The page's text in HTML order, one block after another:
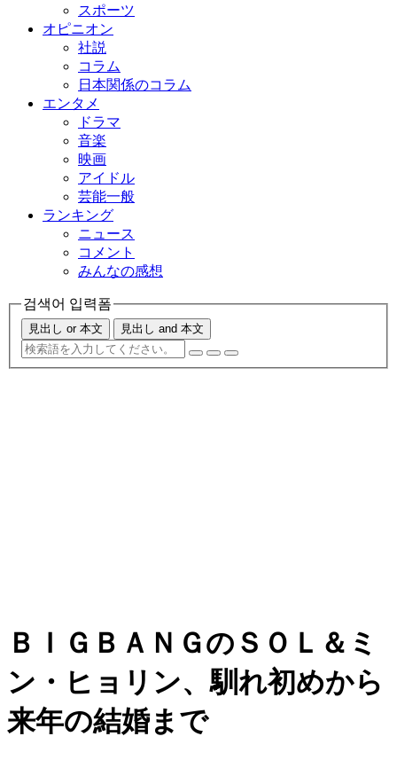
スポーツ
オピニオン
社説
コラム
日本関係のコラム
エンタメ
ドラマ
音楽
映画
アイドル
芸能一般
ランキング
ニュース
コメント
みんなの感想
검색어 입력폼
見出し or 本文 見出し and 本文
ＢＩＧＢＡＮＧのＳＯＬ＆ミ
ン・ヒョリン、馴れ初めから
来年の結婚まで